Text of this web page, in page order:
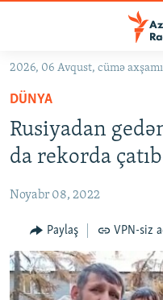
Əsas
qayıt
Əsas
naviqasiyaya
qayıt
Axtarışa
KORRUPSIOMETR
FƏRQƏ BAX
QANUNI DOĞRU
ARAŞDIRMA
MULTIMEDIA
2026, 06 Avqust, cümə
DÜNYA
Rusiyadan
da rekorda çatıb
Noyabr 08, 2022
Paylaş VPN-siz